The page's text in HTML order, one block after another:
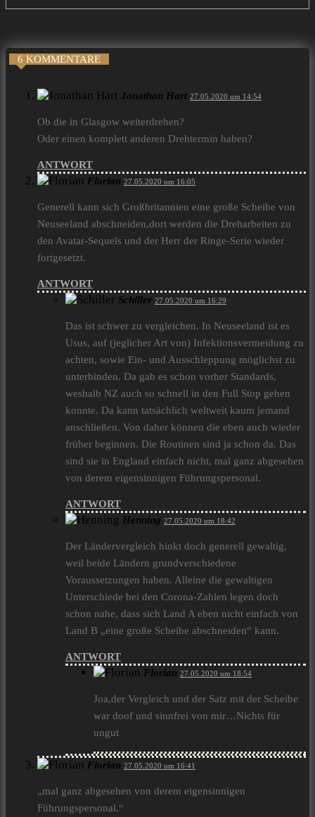
6 KOMMENTARE
Jonathan Hart 27.05.2020 um 14:54
Ob die in Glasgow weiterdrehen?
Oder einen komplett anderen Drehtermin haben?
ANTWORT
Florian 27.05.2020 um 16:05
Generell kann sich Großbritannien eine große Scheibe von
Neuseeland abschneiden,dort werden die Dreharbeiten zu
den Avatar-Sequels und der Herr der Ringe-Serie wieder
fortgesetzt.
ANTWORT
Schiller 27.05.2020 um 16:29
Das ist schwer zu vergleichen. In Neuseeland ist es
Usus, auf (jeglicher Art von) Infektionsvermeidung zu
achten, sowie Ein- und Ausschleppung möglichst zu
unterbinden. Da gab es schon vorher Standards,
weshalb NZ auch so schnell in den Full Stop gehen
konnte. Da kann tatsächlich weltweit kaum jemand
anschließen. Von daher können die eben auch wieder
früher beginnen. Die Routinen sind ja schon da. Das
sind sie in England einfach nicht, mal ganz abgesehen
von derem eigensinnigen Führungspersonal.
ANTWORT
Henning 27.05.2020 um 18:42
Der Ländervergleich hinkt doch generell gewaltig,
weil beide Ländern grundverschiedene
Voraussetzungen haben. Alleine die gewaltigen
Unterschiede bei den Corona-Zahlen legen doch
schon nahe, dass sich Land A eben nicht einfach von
Land B „eine große Scheibe abschneiden“ kann.
ANTWORT
Florian 27.05.2020 um 18:54
Joa,der Vergleich und der Satz mit der Scheibe
war doof und sinnfrei von mir…Nichts für
ungut
Florian 27.05.2020 um 16:41
„mal ganz abgesehen von derem eigensinnigen
Führungspersonal.“